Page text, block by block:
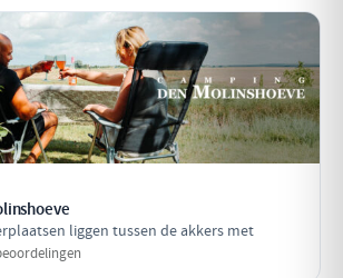
liggen tussen de akkers met